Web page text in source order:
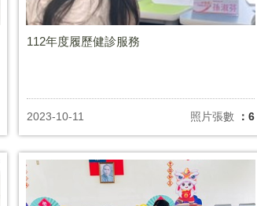
112年度履歷健診服務
2023-10-11 照片張數 ：6